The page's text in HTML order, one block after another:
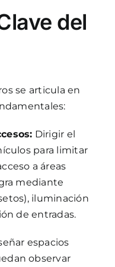
del
se articula en
Dirigir el
para limitar
a áreas
mediante
iluminación
de entradas.
espacios
observar